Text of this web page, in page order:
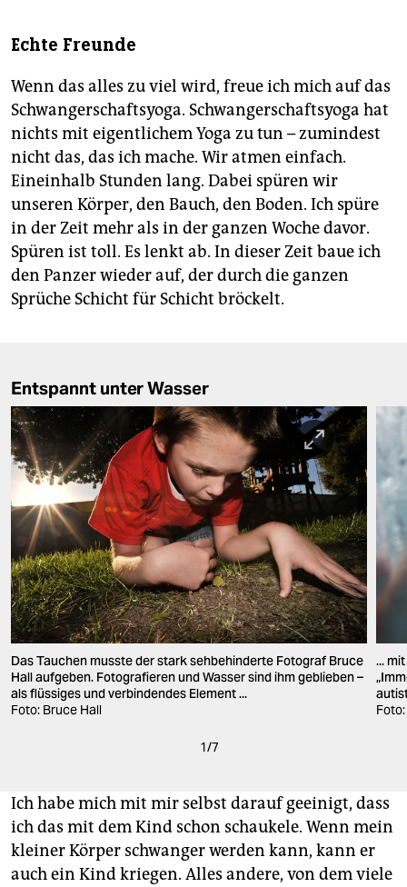
Echte Freunde
Wenn das alles zu viel wird, freue ich mich auf das
Schwangerschaftsyoga. Schwangerschaftsyoga hat
nichts mit eigentlichem Yoga zu tun – zumindest
nicht das, das ich mache. Wir atmen einfach.
Eineinhalb Stunden lang. Dabei spüren wir
unseren Körper, den Bauch, den Boden. Ich spüre
in der Zeit mehr als in der ganzen Woche davor.
Spüren ist toll. Es lenkt ab. In dieser Zeit baue ich
den Panzer wieder auf, der durch die ganzen
Sprüche Schicht für Schicht bröckelt.
Entspannt unter Wasser
Das Tauchen musste der stark sehbehinderte Fotograf Bruce
Hall aufgeben. Fotografieren und Wasser sind ihm geblieben –
als flüssiges und verbindendes Element ...
Foto: Bruce Hall
...
1/7
Ich habe mich mit mir selbst darauf geeinigt, dass
ich das mit dem Kind schon schaukele. Wenn mein
kleiner Körper schwanger werden kann, kann er
auch ein Kind kriegen. Alles andere, von dem viele